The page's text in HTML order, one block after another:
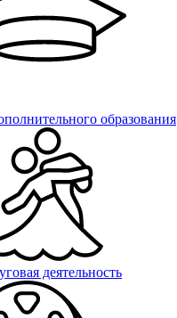
образования
деятельность